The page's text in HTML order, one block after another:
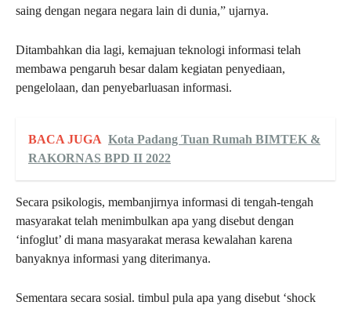
saing dengan negara negara lain di dunia,” ujarnya.
Ditambahkan dia lagi, kemajuan teknologi informasi telah
membawa pengaruh besar dalam kegiatan penyediaan,
pengelolaan, dan penyebarluasan informasi.
BACA JUGA Kota Padang Tuan Rumah BIMTEK &
RAKORNAS BPD II 2022
Secara psikologis, membanjirnya informasi di tengah-tengah
masyarakat telah menimbulkan apa yang disebut dengan
‘infoglut’ di mana masyarakat merasa kewalahan karena
banyaknya informasi yang diterimanya.
Sementara secara sosial. timbul pula apa yang disebut ‘shock